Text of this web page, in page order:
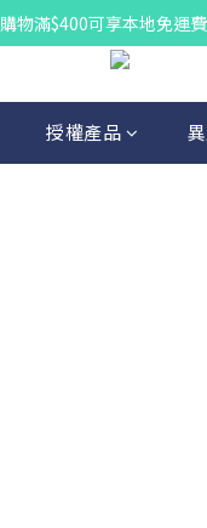
購物滿$400可享本地免運
授權產品